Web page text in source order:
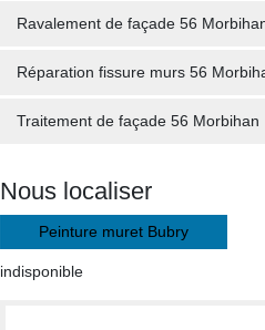
Ravalement de façade 56
Réparation fissure murs 56
Traitement de façade 56 Morbihan
Nous localiser
Peinture muret Bubry
indisponible